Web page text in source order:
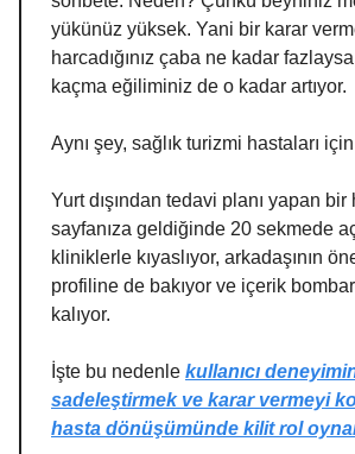
yükünüz yüksek. Yani bir karar
harcadığınız çaba ne kadar
kaçma eğiliminiz de o kadar artıyor.
Aynı şey, sağlık turizmi hastaları
Yurt dışından tedavi planı yapan
sayfanıza geldiğinde 20 sekmede
kliniklerle kıyaslıyor, arkadaşının
profiline de bakıyor ve içerik
kalıyor.
İşte bu nedenle kullanıcı
sadeleştirmek ve karar vermeyi
hasta dönüşümünde kilit rol